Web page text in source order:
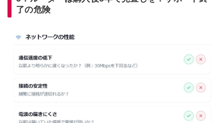
了の危険